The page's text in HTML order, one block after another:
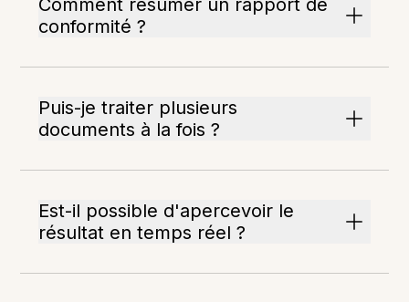
Comment résumer un rapport de
conformité ?
Puis-je traiter plusieurs
documents à la fois ?
Est-il possible d'apercevoir le
résultat en temps réel ?